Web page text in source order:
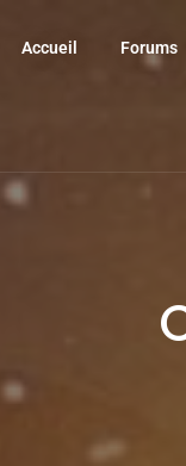
Accueil Forums